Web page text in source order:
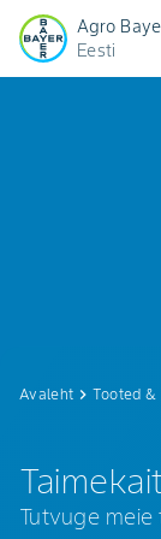
Agro
Eesti
Avaleht keyboard_arrow_rightTooted &
Tutvuge